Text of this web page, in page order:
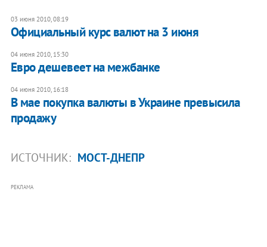
03 июня 2010, 08:19
Официальный курс валют на 3 июня
04 июня 2010, 15:30
Евро дешевеет на межбанке
04 июня 2010, 16:18
В мае покупка валюты в Украине превысила
продажу
ИСТОЧНИК: МОСТ-ДНЕПР
РЕКЛАМА